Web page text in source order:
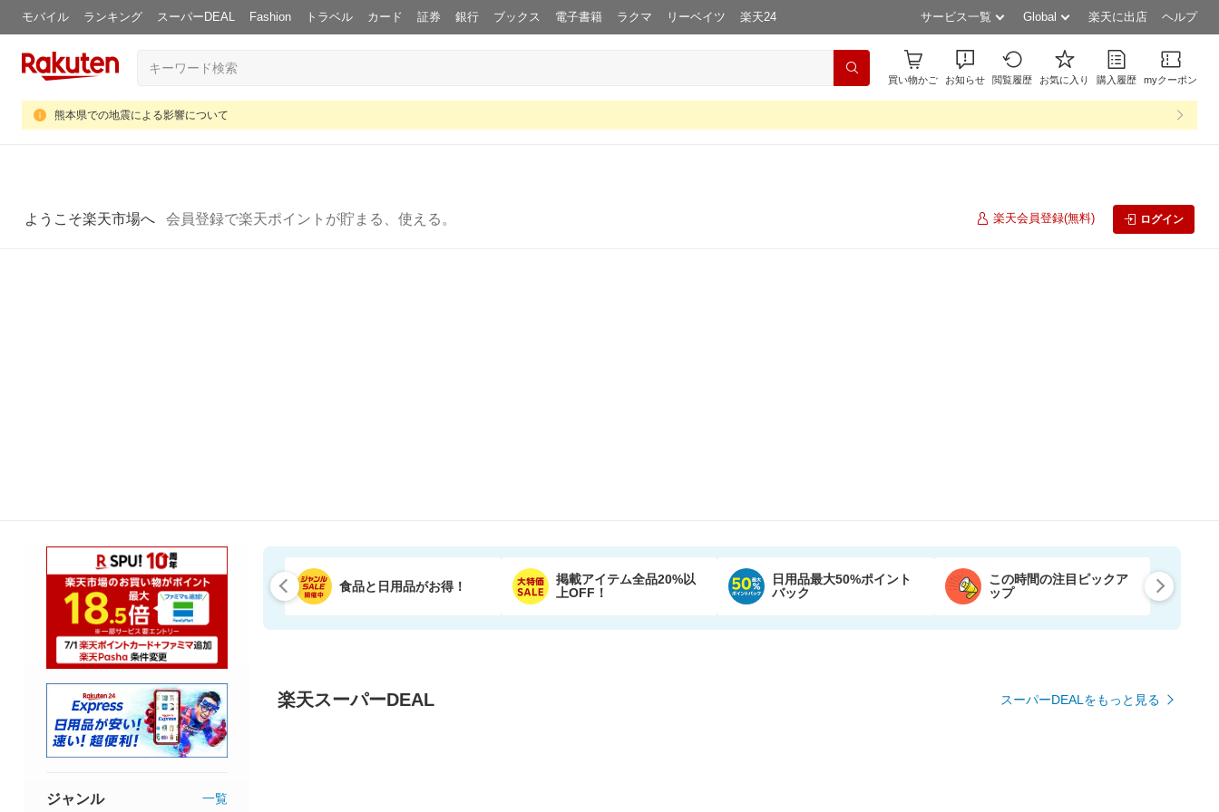
モバイル ランキング スーパーDEAL Fashion トラベル カード 証券 銀行 ブックス 電子書籍 ラクマ リーベイツ 楽天24 サービス一覧 Global 楽天に出店 ヘルプ
買い物かご お知らせ 閲覧履歴 お気に入り 購入履歴 myクーポン
熊本県での地震による影響について
ようこそ楽天市場へ 会員登録で楽天ポイントが貯まる、使える。 楽天会員登録(無料) ログイン
食品と日用品がお得！
掲載アイテム全品20%以
上OFF！
日用品最大50%ポイント
バック
この時間の注目ピックア
ップ
楽天スーパーDEAL スーパーDEALをもっと見る
ジャンル 一覧